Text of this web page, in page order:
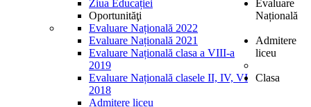
Ziua Educației
Oportunităţi
Evaluare
Națională
Evaluare Națională 2022
Evaluare Națională 2021
Evaluare Națională clasa a VIII-a
2019
Evaluare Națională clasele II, IV, VI
2018
Admitere
liceu
Admitere liceu
Clasa